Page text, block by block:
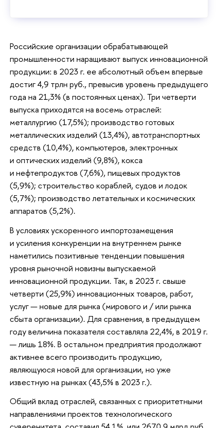
Российские организации обрабатывающей
промышленности наращивают выпуск инновационной
продукции: в 2023 г. ее абсолютный объем впервые
достиг 4,9 трлн руб., превысив уровень предыдущего
года на 21,3% (в постоянных ценах). Три четверти
выпуска приходятся на восемь отраслей:
металлургию (17,5%); производство готовых
металлических изделий (13,4%), автотранспортных
средств (10,4%), компьютеров, электронных
и оптических изделий (9,8%), кокса
и нефтепродуктов (7,6%), пищевых продуктов
(5,9%); строительство кораблей, судов и лодок
(5,7%); производство летательных и космических
аппаратов (5,2%).
В условиях ускоренного импортозамещения
и усиления конкуренции на внутреннем рынке
наметились позитивные тенденции повышения
уровня рыночной новизны выпускаемой
инновационной продукции. Так, в 2023 г. свыше
четверти (25,9%) инновационных товаров, работ,
услуг — новые для рынка (мирового и / или рынка
сбыта организации). Для сравнения, в предыдущем
году величина показателя составляла 22,4%, в 2019 г.
— лишь 18%. В остальном предприятия продолжают
активнее всего производить продукцию,
являющуюся новой для организации, но уже
известную на рынках (43,5% в 2023 г.).
Общий вклад отраслей, связанных с приоритетными
направлениями проектов технологического